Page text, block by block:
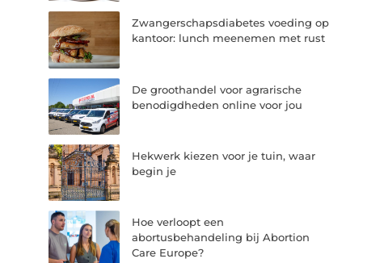
Zwangerschapsdiabetes voeding op
kantoor: lunch meenemen met rust
De groothandel voor agrarische
benodigdheden online voor jou
Hekwerk kiezen voor je tuin, waar
begin je
Hoe verloopt een
abortusbehandeling bij Abortion
Care Europe?